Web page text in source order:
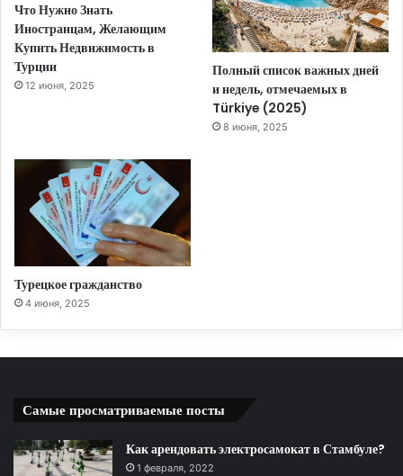
Что Нужно Знать
Иностранцам, Желающим
Купить Недвижимость в
Турции
12 июня, 2025
Полный список важных дней
и недель, отмечаемых в
Türkiye (2025)
8 июня, 2025
Турецкое гражданство
4 июня, 2025
Самые просматриваемые посты
Как арендовать электросамокат в Стамбуле?
1 февраля, 2022